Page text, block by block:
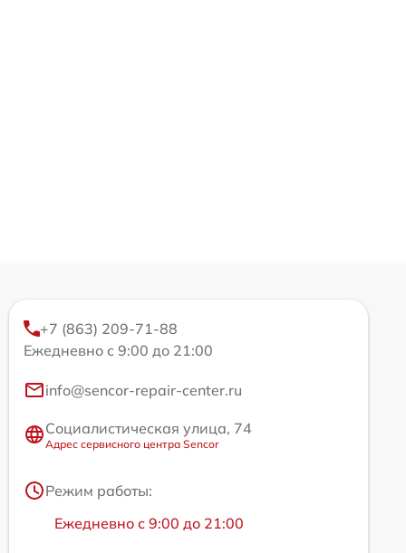
+7 (863) 209-71-88
Ежедневно с 9:00 до 21:00
info@sencor-repair-center.ru
Социалистическая улица, 74
Адрес сервисного центра Sencor
Режим работы:
Ежедневно с 9:00 до 21:00